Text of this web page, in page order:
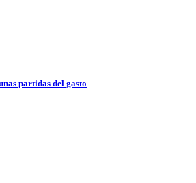
partidas del gasto